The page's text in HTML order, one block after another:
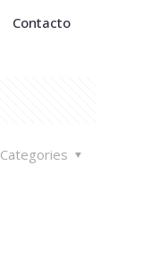
Contacto
Categories